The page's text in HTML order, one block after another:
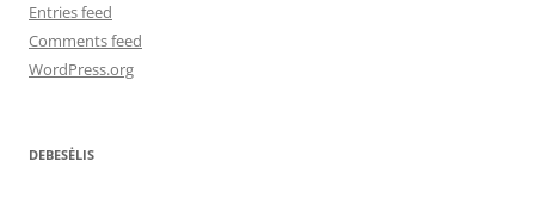
Entries feed
Comments feed
WordPress.org
DEBESĖLIS